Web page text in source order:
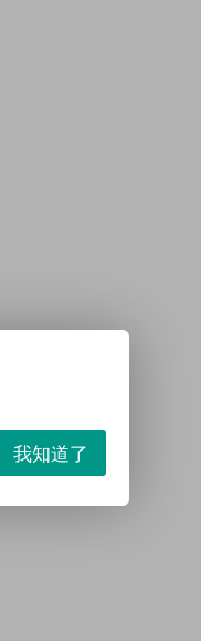
我知道了